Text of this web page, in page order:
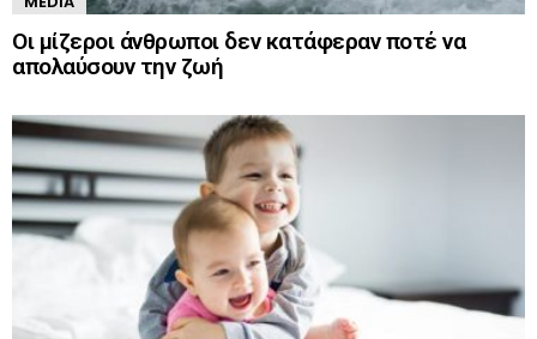
Οι μίζεροι άνθρωποι δεν κατάφεραν ποτέ να
απολαύσουν την ζωή